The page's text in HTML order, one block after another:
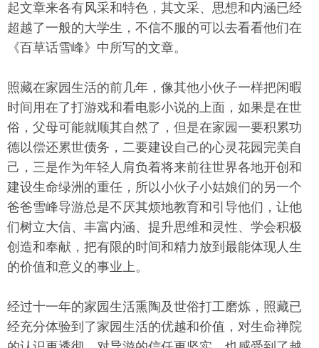
起文章来各有风采和特色，其文采、思想和内涵已经
超越了一般的大学生，不信不服的可以去看看他们在
《百草话雪峰》中所写的文章。
照藏在家园生活的前几年，像其他小伙子一样把闲暇
时间用在了打游戏和看电影小说的上面，如果是在世
俗，父母可能就顺其自然了，但是在家园一要积累功
德以偿还累世债务，二要建设自己的心灵花园完美自
己，三是作为年轻人肩负着将来前往世界各地开创和
建设生命绿洲的重任，所以小伙子小姑娘们的另一个
爸爸雪峰导游总是不厌其烦地教育和引导他们，让他
们树立大信、丰富内涵、提升思维和灵性、学会积极
创造和奉献，把有限的时间和精力放到最能体现人生
的价值和意义的事业上。
经过十一年的家园生活熏陶及世俗打工磨炼，照藏已
经充分体验到了家园生活的优越和价值，对生命禅院